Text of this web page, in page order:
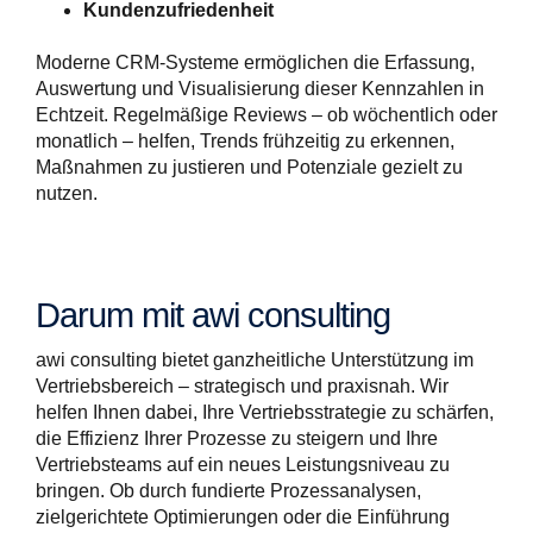
Kundenzufriedenheit
Moderne CRM-Systeme ermöglichen die Erfassung,
Auswertung und Visualisierung dieser Kennzahlen in
Echtzeit. Regelmäßige Reviews – ob wöchentlich oder
monatlich – helfen, Trends frühzeitig zu erkennen,
Maßnahmen zu justieren und Potenziale gezielt zu
nutzen.
Darum mit awi consulting
awi consulting bietet ganzheitliche Unterstützung im
Vertriebsbereich – strategisch und praxisnah. Wir
helfen Ihnen dabei, Ihre Vertriebsstrategie zu schärfen,
die Effizienz Ihrer Prozesse zu steigern und Ihre
Vertriebsteams auf ein neues Leistungsniveau zu
bringen. Ob durch fundierte Prozessanalysen,
zielgerichtete Optimierungen oder die Einführung